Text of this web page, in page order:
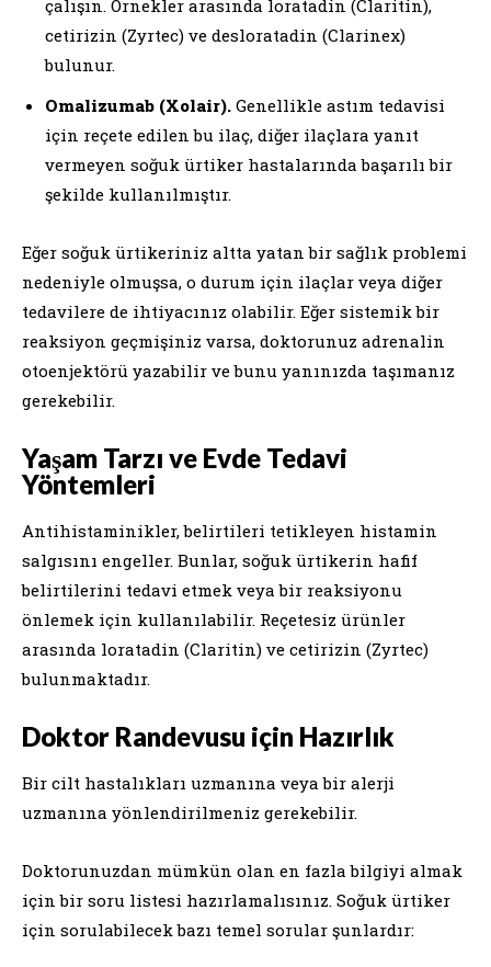
çalışın. Örnekler arasında loratadin (Claritin),
cetirizin (Zyrtec) ve desloratadin (Clarinex)
bulunur.
Omalizumab (Xolair). Genellikle astım tedavisi
için reçete edilen bu ilaç, diğer ilaçlara yanıt
vermeyen soğuk ürtiker hastalarında başarılı bir
şekilde kullanılmıştır.
Eğer soğuk ürtikeriniz altta yatan bir sağlık problemi
nedeniyle olmuşsa, o durum için ilaçlar veya diğer
tedavilere de ihtiyacınız olabilir. Eğer sistemik bir
reaksiyon geçmişiniz varsa, doktorunuz adrenalin
otoenjektörü yazabilir ve bunu yanınızda taşımanız
gerekebilir.
Yaşam Tarzı ve Evde Tedavi
Yöntemleri
Antihistaminikler, belirtileri tetikleyen histamin
salgısını engeller. Bunlar, soğuk ürtikerin hafif
belirtilerini tedavi etmek veya bir reaksiyonu
önlemek için kullanılabilir. Reçetesiz ürünler
arasında loratadin (Claritin) ve cetirizin (Zyrtec)
bulunmaktadır.
Doktor Randevusu için Hazırlık
Bir cilt hastalıkları uzmanına veya bir alerji
uzmanına yönlendirilmeniz gerekebilir.
Doktorunuzdan mümkün olan en fazla bilgiyi almak
için bir soru listesi hazırlamalısınız. Soğuk ürtiker
için sorulabilecek bazı temel sorular şunlardır: